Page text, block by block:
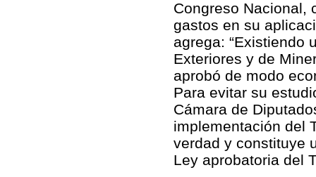
Congreso Nacional,
gastos en su
agrega: “Existiendo
Exteriores y de
aprobó de modo
Para evitar su
Cámara de
implementación del
verdad y constituye
Ley aprobatoria del